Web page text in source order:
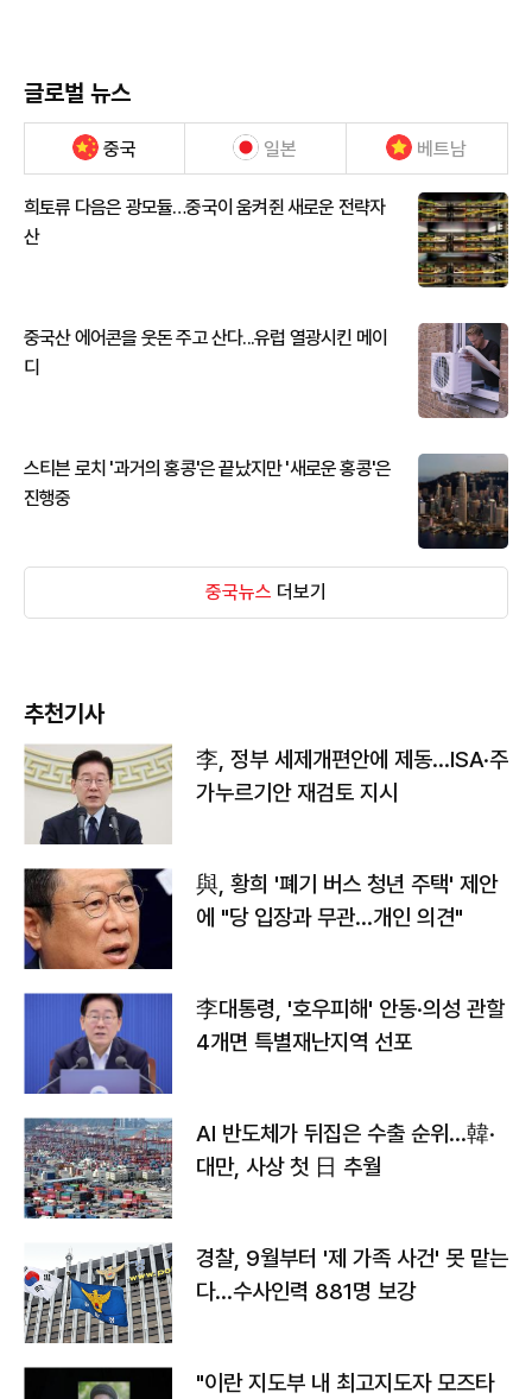
글로벌 뉴스
중국 일본 베트남
희토류 다음은 광모듈…중국이 움켜쥔 새로운 전략자
산
중국산 에어콘을 웃돈 주고 산다...유럽 열광시킨 메이
디
스티븐 로치 '과거의 홍콩'은 끝났지만 '새로운 홍콩'은
진행중
중국뉴스 더보기
추천기사
李, 정부 세제개편안에 제동…ISA·주
가누르기안 재검토 지시
與, 황희 '폐기 버스 청년 주택' 제안
에 "당 입장과 무관…개인 의견"
李대통령, '호우피해' 안동·의성 관할
4개면 특별재난지역 선포
AI 반도체가 뒤집은 수출 순위…韓·
대만, 사상 첫 日 추월
경찰, 9월부터 '제 가족 사건' 못 맡는
다…수사인력 881명 보강
"이란 지도부 내 최고지도자 모즈타